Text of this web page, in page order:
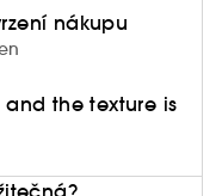
ze surovin
původu.
nákupu
the texture is